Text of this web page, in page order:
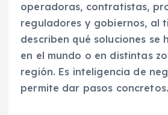
operadoras, contratistas,
reguladores y gobiernos, al
describen qué soluciones se
en el mundo o en distintas
región. Es inteligencia de
permite dar pasos concretos.